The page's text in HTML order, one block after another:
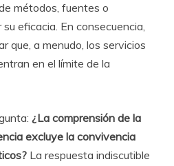
métodos, fuentes o
eficacia. En consecuencia,
que, a menudo, los servicios
en el límite de la
¿La comprensión de la
excluye la convivencia
La respuesta indiscutible